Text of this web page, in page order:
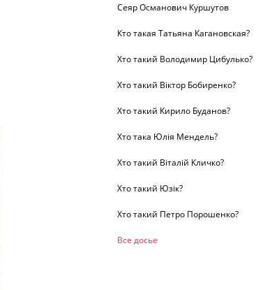
Сеяр Османович Куршутов
Кто такая Татьяна Кагановская?
Хто такий Володимир Цибулько?
Хто такий Віктор Бобиренко?
Хто такий Кирило Буданов?
Хто така Юлія Мендель?
Хто такий Віталій Кличко?
Хто такий Юзік?
Хто такий Петро Порошенко?
Все досье